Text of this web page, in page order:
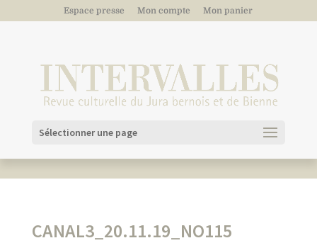
Espace presse Mon compte Mon panier
Sélectionner une page
CANAL3_20.11.19_NO115